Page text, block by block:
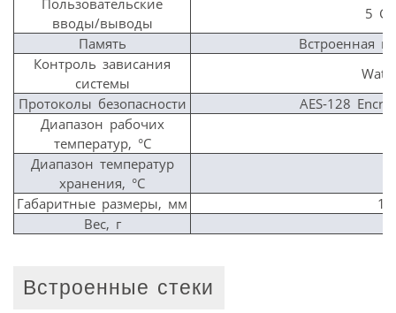
вводы/выводы
5
Память
Встроенная
Контроль зависания
системы
Протоколы безопасности
AES‐128
Диапазон рабочих
температур, °C
Диапазон температур
хранения, °C
Габаритные размеры, мм
Вес, г
Встроенные стеки